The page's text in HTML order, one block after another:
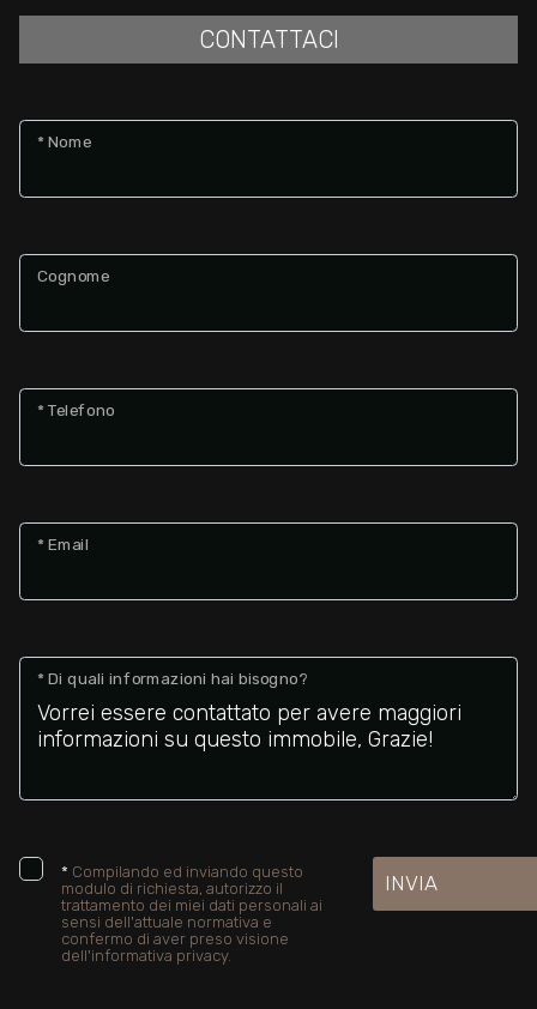
CONTATTACI
* Nome
Cognome
* Telefono
* Email
* Di quali informazioni hai bisogno?
* Compilando ed inviando questo
modulo di richiesta, autorizzo il
trattamento dei miei dati personali ai
sensi dell'attuale normativa e
confermo di aver preso visione
dell'informativa privacy.
INVIA